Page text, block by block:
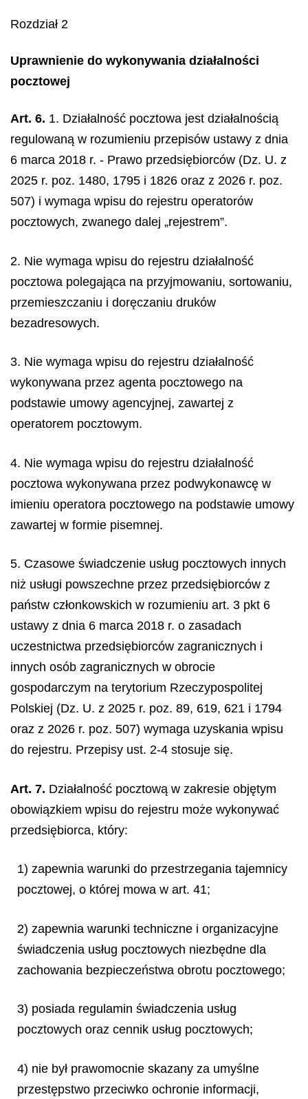
Rozdział 2
Uprawnienie do wykonywania działalności
pocztowej
Art. 6. 1. Działalność pocztowa jest działalnością
regulowaną w rozumieniu przepisów ustawy z dnia
6 marca 2018 r. - Prawo przedsiębiorców (Dz. U. z
2025 r. poz. 1480, 1795 i 1826 oraz z 2026 r. poz.
507) i wymaga wpisu do rejestru operatorów
pocztowych, zwanego dalej „rejestrem”.
2. Nie wymaga wpisu do rejestru działalność
pocztowa polegająca na przyjmowaniu, sortowaniu,
przemieszczaniu i doręczaniu druków
bezadresowych.
3. Nie wymaga wpisu do rejestru działalność
wykonywana przez agenta pocztowego na
podstawie umowy agencyjnej, zawartej z
operatorem pocztowym.
4. Nie wymaga wpisu do rejestru działalność
pocztowa wykonywana przez podwykonawcę w
imieniu operatora pocztowego na podstawie umowy
zawartej w formie pisemnej.
5. Czasowe świadczenie usług pocztowych innych
niż usługi powszechne przez przedsiębiorców z
państw członkowskich w rozumieniu art. 3 pkt 6
ustawy z dnia 6 marca 2018 r. o zasadach
uczestnictwa przedsiębiorców zagranicznych i
innych osób zagranicznych w obrocie
gospodarczym na terytorium Rzeczypospolitej
Polskiej (Dz. U. z 2025 r. poz. 89, 619, 621 i 1794
oraz z 2026 r. poz. 507) wymaga uzyskania wpisu
do rejestru. Przepisy ust. 2-4 stosuje się.
Art. 7. Działalność pocztową w zakresie objętym
obowiązkiem wpisu do rejestru może wykonywać
przedsiębiorca, który:
1) zapewnia warunki do przestrzegania tajemnicy
pocztowej, o której mowa w art. 41;
2) zapewnia warunki techniczne i organizacyjne
świadczenia usług pocztowych niezbędne dla
zachowania bezpieczeństwa obrotu pocztowego;
3) posiada regulamin świadczenia usług
pocztowych oraz cennik usług pocztowych;
4) nie był prawomocnie skazany za umyślne
przestępstwo przeciwko ochronie informacji,